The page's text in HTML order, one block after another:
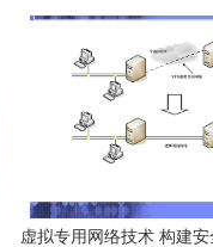
虚拟专用网络技术 构建